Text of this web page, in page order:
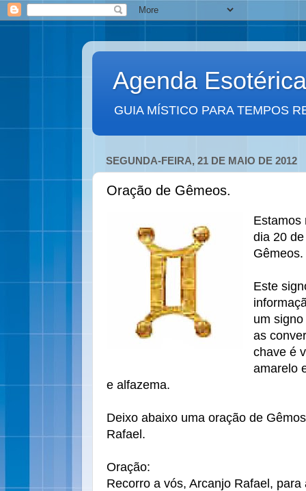
Agenda Esotérica
GUIA MÍSTICO PARA TEMPOS
SEGUNDA-FEIRA, 21 DE MAIO DE 2012
Oração de Gêmeos.
Estamos
dia 20
Gêmeos.
Este
um
as
chave é
amarelo
e alfazema.
Deixo abaixo uma oração de
Rafael.
Oração:
Recorro a vós, Arcanjo Rafael,